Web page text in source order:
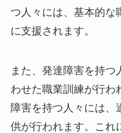
つ人々には、基本的な
に支援されます。
また、発達障害を持
わせた職業訓練が行わ
障害を持つ人々には、
供が行われます。これ